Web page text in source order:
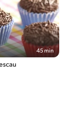
45 min